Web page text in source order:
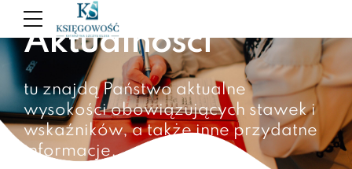
Aktualności
tu znajdą Państwo aktualne
wysokości obowiązujących stawek i
wskaźników, a także inne przydatne
informacje.